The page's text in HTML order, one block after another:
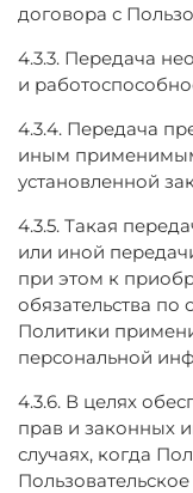
договора с
4.3.3. Передача
и
4.3.4. Передача
иным
установленной
4.3.5. Такая
или иной
при этом к
обязательства
Политики
персональной
4.3.6. В целях
прав и законных
случаях, когда